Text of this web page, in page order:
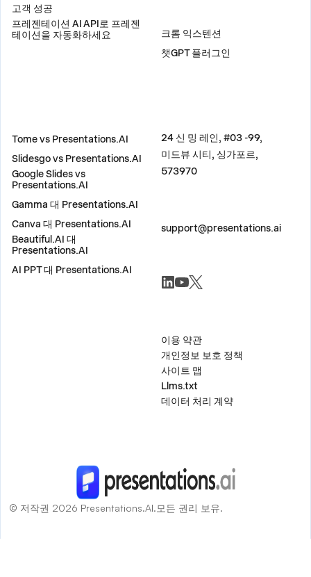
고객 성공
프레젠테이션 AI API로 프레젠
테이션을 자동화하세요
크롬 익스텐션
챗GPT 플러그인
Tome vs Presentations.AI
Slidesgo vs Presentations.AI
Google Slides vs
Presentations.AI
Gamma 대 Presentations.AI
Canva 대 Presentations.AI
Beautiful.AI 대
Presentations.AI
AI PPT 대 Presentations.AI
24 신 밍 레인, #03 -99,
미드뷰 시티, 싱가포르,
573970
support@presentations.ai
이용 약관
개인정보 보호 정책
사이트 맵
Llms.txt
데이터 처리 계약
© 저작권 2026 Presentations.AI.모든 권리 보유.